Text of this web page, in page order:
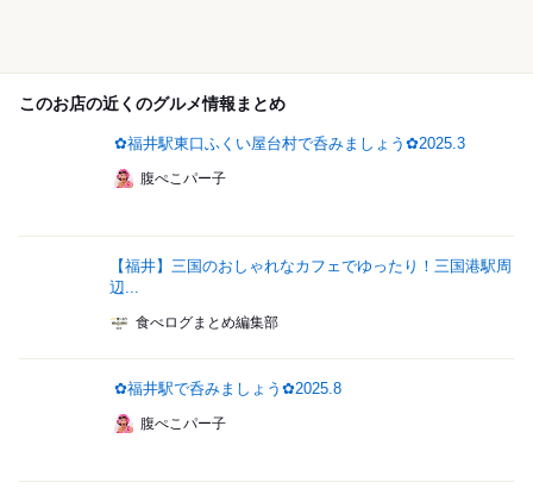
このお店の近くのグルメ情報まとめ
✿福井駅東口ふくい屋台村で呑みましょう✿2025.3
腹ぺこパー子
【福井】三国のおしゃれなカフェでゆったり！三国港駅周
辺...
食べログまとめ編集部
✿福井駅で呑みましょう✿2025.8
腹ぺこパー子